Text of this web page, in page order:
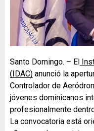
Santo Domingo. – El
(IDAC) anunció la
Controlador de
jóvenes dominicanos
profesionalmente
La convocatoria está